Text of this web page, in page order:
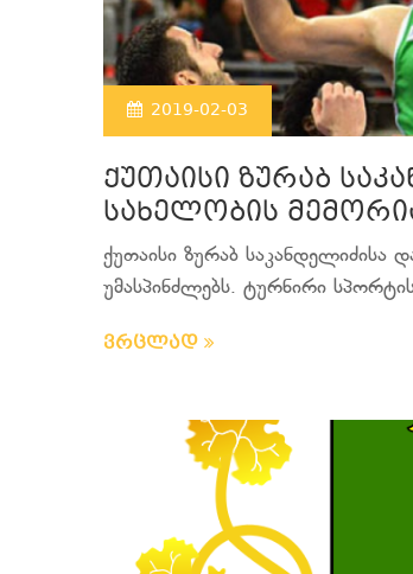
2019-02-03
ქუთაისი ზურაბ
სახელობის
ქუთაისი ზურაბ
უმასპინძლებს. ტურნირი
ვრცლად